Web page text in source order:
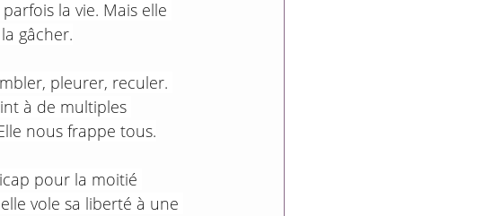
la vie. Mais elle
gâcher.
pleurer, reculer.
à de multiples
nous frappe tous.
pour la moitié
vole sa liberté à une